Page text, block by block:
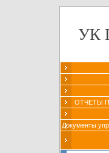
УК
ОТЧЕТЫ
Документы